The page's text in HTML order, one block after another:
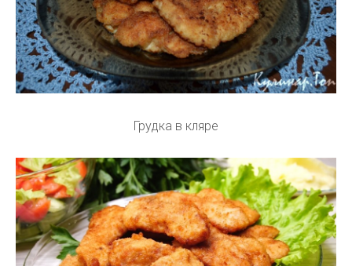
Грудка в кляре